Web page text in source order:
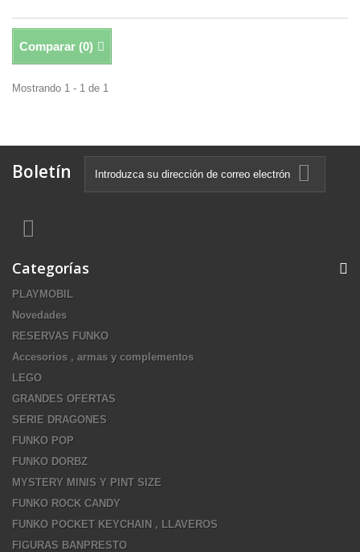
Comparar (0)
Mostrando 1 - 1 de 1
Boletín
Categorías
PLAYMOBIL
Novedades
RESERVAS FUNKO
Accesorios , armas y complementos
LEGO
GRANDES OFERTAS
SERIE DRAGONES
FUNKO POP
FUNKO DORBZ
MYSTERY MINIS Y PINT SIZE
FUNKO ROCK CANDY
FUNKO POCKET KEYCHAIN , LLAVEROS
FIGURAS BANPRESTO